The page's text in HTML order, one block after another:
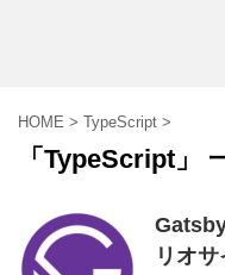
HOME > TypeScript >
「TypeScript」
リオ